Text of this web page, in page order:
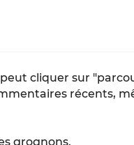
cliquer sur
récents,
grognons.